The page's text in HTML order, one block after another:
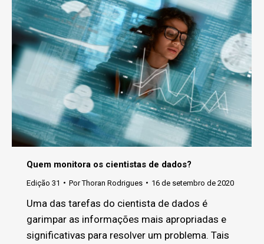
Quem monitora os cientistas de dados?
Edição 31 PorThoran Rodrigues 16 de setembro de 2020
Uma das tarefas do cientista de dados é
garimpar as informações mais apropriadas e
significativas para resolver um problema. Tais